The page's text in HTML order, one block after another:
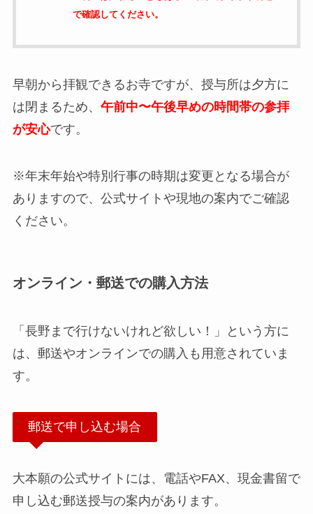
で確認してください。
早朝から拝観できるお寺ですが、授与所は夕方に
は閉まるため、 午前中〜午後早めの時間帯の参拝
が安心です。
※年末年始や特別行事の時期は変更となる場合が
ありますので、公式サイトや現地の案内でご確認
ください。
オンライン・郵送での購入方法
「長野まで行けないけれど欲しい！」という方に
は、郵送やオンラインでの購入も用意されていま
す。
郵送で申し込む場合
大本願の公式サイトには、電話やFAX、現金書留で
申し込む郵送授与の案内があります。